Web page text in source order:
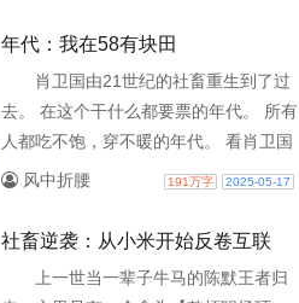
大的两个儿子亲
年代：我在58有块田
肖卫国由21世纪的社畜重生到了过
去。 在这个干什么都要票的年代。 所有
人都吃不饱，穿不暖的年代。 看肖卫国
如何带着空间一亩地，自食其力， 别人
我喝佛跳墙。 顺带让自己最亲的人，和
年代过的好一点。 年代文、空间文、年
风中折腰 191万字 2025-05-17
社畜逆袭：从小米开始反卷互联
上一世当一辈子牛马的陈默王者归